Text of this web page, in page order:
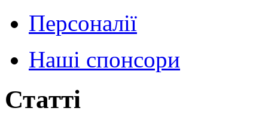
Персоналії
Наші спонсори
Статті